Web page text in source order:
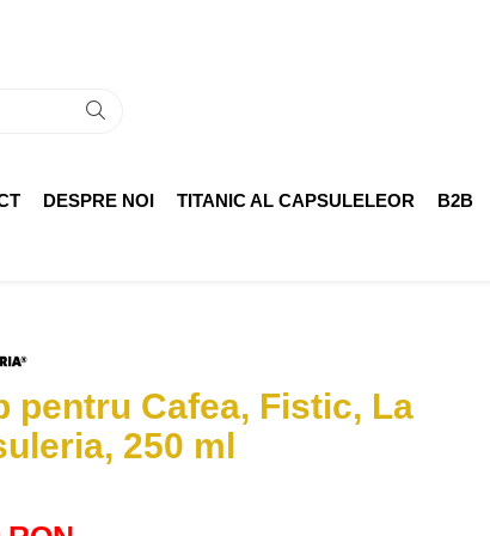
DESPRE NOI TITANIC AL CAPSULELEOR B2B
pentru Cafea, Fistic, La
250 ml